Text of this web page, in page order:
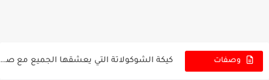
وصفات كيكة الشوكولاتة التي يعشقها الجميع مع صوص غني وكريمة تذوب...